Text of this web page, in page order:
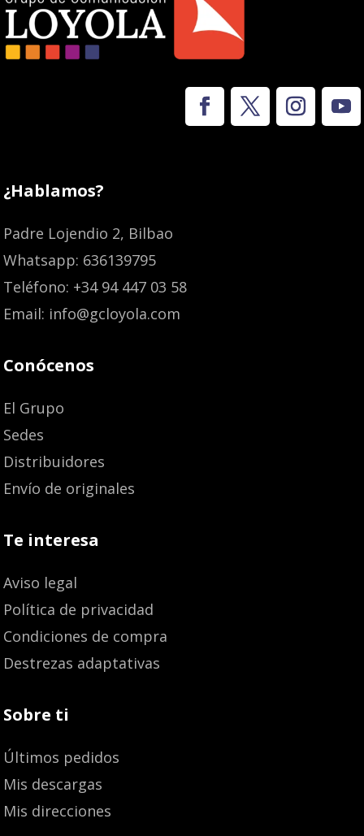
¿Hablamos?
Padre Lojendio 2, Bilbao
Whatsapp: 636139795
Teléfono: +34 94 447 03 58
Email: info@gcloyola.com
Conócenos
El Grupo
Sedes
Distribuidores
Envío de originales
Te interesa
Aviso legal
Política de privacidad
Condiciones de compra
Destrezas adaptativas
Sobre ti
Últimos pedidos
Mis descargas
Mis direcciones